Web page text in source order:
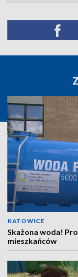
KATOWICE
Skażona woda!
mieszkańców